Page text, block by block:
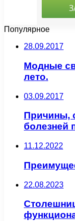
Популярное
28.09.2017
Модные
лето.
03.09.2017
Причины,
болезней
11.12.2022
22.08.2023